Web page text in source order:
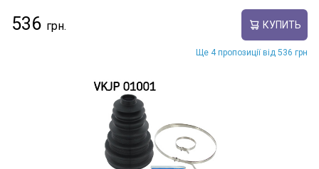
536 КУПИТЬ
Ще 4 пропозиції від 536 грн